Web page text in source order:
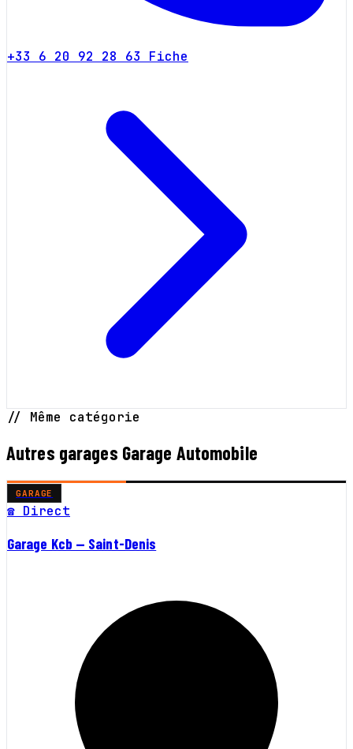
+33 6 20 92 28 63 Fiche
// Même catégorie
Autres garages Garage Automobile
GARAGE
☎ Direct
Garage Kcb — Saint-Denis